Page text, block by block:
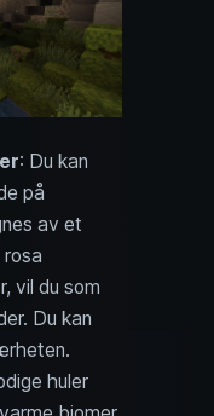
: Du kan
på
av et
vil du som
Du kan
huler